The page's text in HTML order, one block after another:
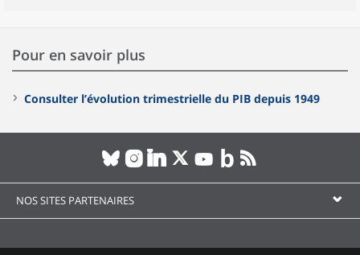
Pour en savoir plus
Consulter l’évolution trimestrielle du PIB depuis 1949
NOS SITES PARTENAIRES